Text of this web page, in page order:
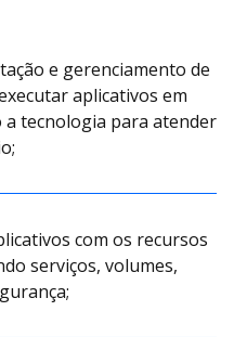
e gerenciamento de
aplicativos em
tecnologia para atender
com os recursos
serviços, volumes,